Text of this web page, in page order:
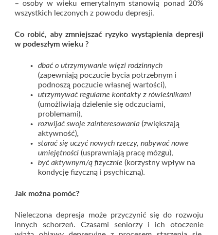
– osoby w wieku emerytalnym stanowią ponad 20%
wszystkich leczonych z powodu depresji.
Co robić, aby zmniejszać ryzyko wystąpienia depresji
w podeszłym wieku ?
dbać o utrzymywanie więzi rodzinnych
(zapewniają poczucie bycia potrzebnym i
podnoszą poczucie własnej wartości),
utrzymywać regularne kontakty z rówieśnikami
(umożliwiają dzielenie się odczuciami,
problemami),
rozwijać swoje zainteresowania (zwiększają
aktywność),
starać się uczyć nowych rzeczy, nabywać nowe
umiejętności (usprawniają pracę mózgu),
być aktywnym/ą fizycznie (korzystny wpływ na
kondycję fizyczną i psychiczną).
Jak można pomóc?
Nieleczona depresja może przyczynić się do rozwoju
innych schorzeń. Czasami seniorzy i ich otoczenie